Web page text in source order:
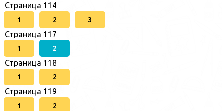
Страница 114
1 2 3
Страница 117
1 2
Страница 118
1 2
Страница 119
1 2